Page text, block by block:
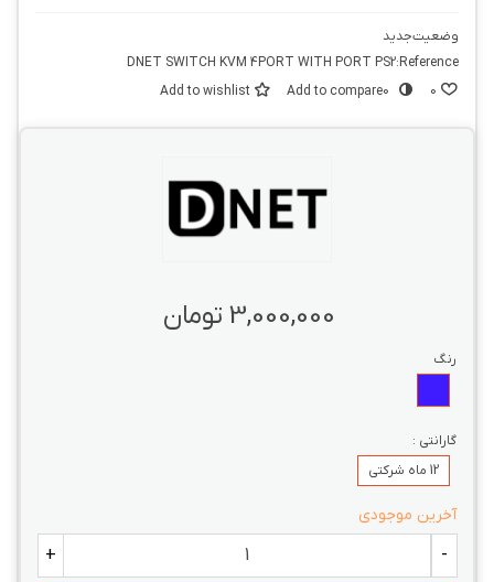
وضعیتجدید
Reference:
DNET SWITCH KVM 4PORT WITH PORT PS2
0
Add to compare0
Add to wishlist
3,000,000 تومان
رنگ
گارانتی :
12 ماه شرکتی
آخرین موجودی
-
+